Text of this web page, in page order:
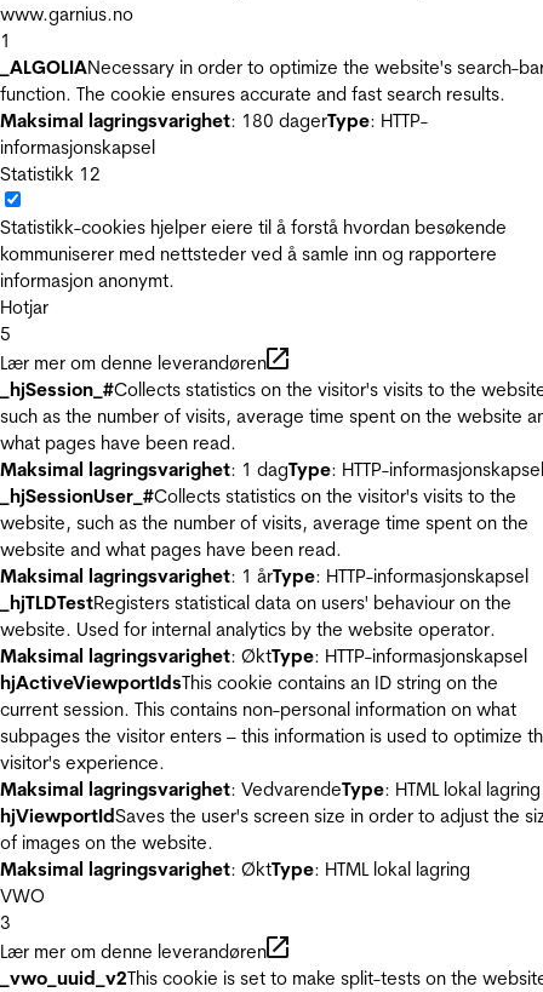
www.garnius.no
1
_ALGOLIANecessary in order to optimize the website's search-
function. The cookie ensures accurate and fast search results.
Maksimal lagringsvarighet: 180 dagerType: HTTP-
informasjonskapsel
Statistikk 12
Statistikk-cookies hjelper eiere til å forstå hvordan besøkende
kommuniserer med nettsteder ved å samle inn og rapportere
informasjon anonymt.
Hotjar
5
Lær mer om denne leverandøren
_hjSession_#Collects statistics on the visitor's visits to the
such as the number of visits, average time spent on the website
what pages have been read.
Maksimal lagringsvarighet: 1 dagType: HTTP-informasjonskapsel
_hjSessionUser_#Collects statistics on the visitor's visits to the
website, such as the number of visits, average time spent on the
website and what pages have been read.
Maksimal lagringsvarighet: 1 årType: HTTP-informasjonskapsel
_hjTLDTestRegisters statistical data on users' behaviour on the
website. Used for internal analytics by the website operator.
Maksimal lagringsvarighet: ØktType: HTTP-informasjonskapsel
hjActiveViewportIdsThis cookie contains an ID string on the
current session. This contains non-personal information on what
subpages the visitor enters – this information is used to optimize
visitor's experience.
Maksimal lagringsvarighet: VedvarendeType: HTML lokal lagring
hjViewportIdSaves the user's screen size in order to adjust the
of images on the website.
Maksimal lagringsvarighet: ØktType: HTML lokal lagring
VWO
3
Lær mer om denne leverandøren
_vwo_uuid_v2This cookie is set to make split-tests on the